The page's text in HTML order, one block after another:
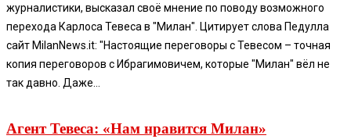
журналистики, высказал своё мнение по поводу возможного
перехода Карлоса Тевеса в "Милан". Цитирует слова Педулла
сайт MilanNews.it: "Настоящие переговоры с Тевесом – точная
копия переговоров с Ибрагимовичем, которые "Милан" вёл не
так давно. Даже...
Агент Тевеса: «Нам нравится Милан»